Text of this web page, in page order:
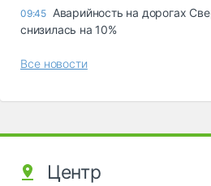
09:45 Аварийность на дорогах
снизилась на 10%
Все новости
Центр